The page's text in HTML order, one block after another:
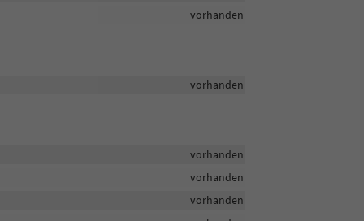
vorhanden
vorhanden
vorhanden
vorhanden
vorhanden